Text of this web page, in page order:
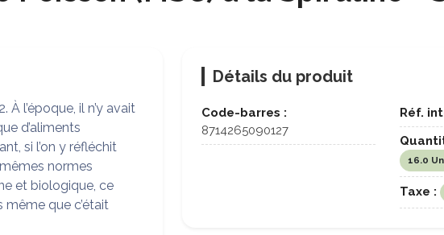
l’époque, il n’y avait
d’aliments
si l’on y réfléchit
normes
et biologique, ce
même que c’était
Détails du produit
Code-barres :
8714265090127
Réf.
16.0
Taxe :